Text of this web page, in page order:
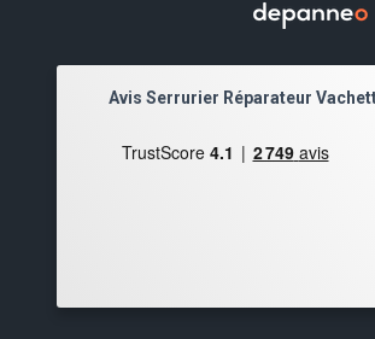
Avis Serrurier Réparateur